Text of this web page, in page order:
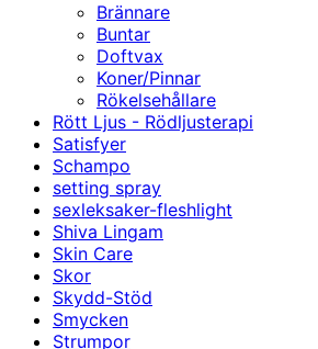
Brännare
Buntar
Doftvax
Koner/Pinnar
Rökelsehållare
Rött Ljus - Rödljusterapi
Satisfyer
Schampo
setting spray
sexleksaker-fleshlight
Shiva Lingam
Skin Care
Skor
Skydd-Stöd
Smycken
Strumpor